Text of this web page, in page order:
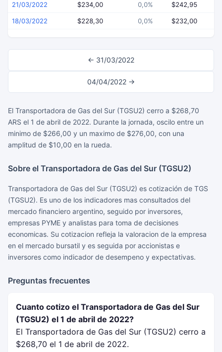
21/03/2022 $234,00 0,0% $242,95
18/03/2022 $228,30 0,0% $232,00
← 31/03/2022
04/04/2022 →
El Transportadora de Gas del Sur (TGSU2) cerro a $268,70
ARS el 1 de abril de 2022. Durante la jornada, oscilo entre un
minimo de $266,00 y un maximo de $276,00, con una
amplitud de $10,00 en la rueda.
Sobre el Transportadora de Gas del Sur (TGSU2)
Transportadora de Gas del Sur (TGSU2) es cotización de TGS
(TGSU2). Es uno de los indicadores mas consultados del
mercado financiero argentino, seguido por inversores,
empresas PYME y analistas para toma de decisiones
economicas. Su cotizacion refleja la valoracion de la empresa
en el mercado bursatil y es seguida por accionistas e
inversores como indicador de desempeno y expectativas.
Preguntas frecuentes
Cuanto cotizo el Transportadora de Gas del Sur
(TGSU2) el 1 de abril de 2022?
El Transportadora de Gas del Sur (TGSU2) cerro a
$268,70 el 1 de abril de 2022.